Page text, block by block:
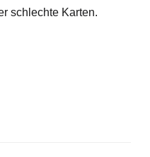
schlechte Karten.